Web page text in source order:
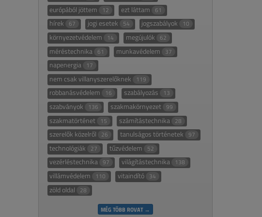
európából jöttem 12 ezt láttam 61
hírek 67 jogi esetek 54 jogszabályok 10
környezetvédelem 14 megújulók 62
méréstechnika 61 munkavédelem 37
napenergia 17
nem csak villanyszerelőknek 119
robbanásvédelem 16 szabályozás 13
szabványok 136 szakmakörnyezet 99
szakmatörténet 15 számítástechnika 28
szerelők közelről 26 tanulságos történetek 97
technológiák 27 tűzvédelem 52
vezérléstechnika 97 világítástechnika 138
villámvédelem 110 vitaindító 34
zöld oldal 28
MÉG TÖBB ROVAT →